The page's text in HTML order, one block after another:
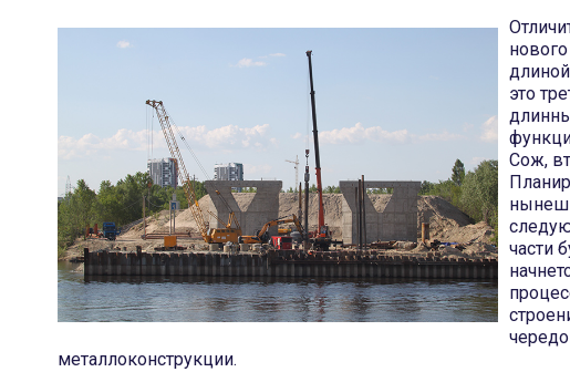
это
Сож,
части
металлоконструкции.